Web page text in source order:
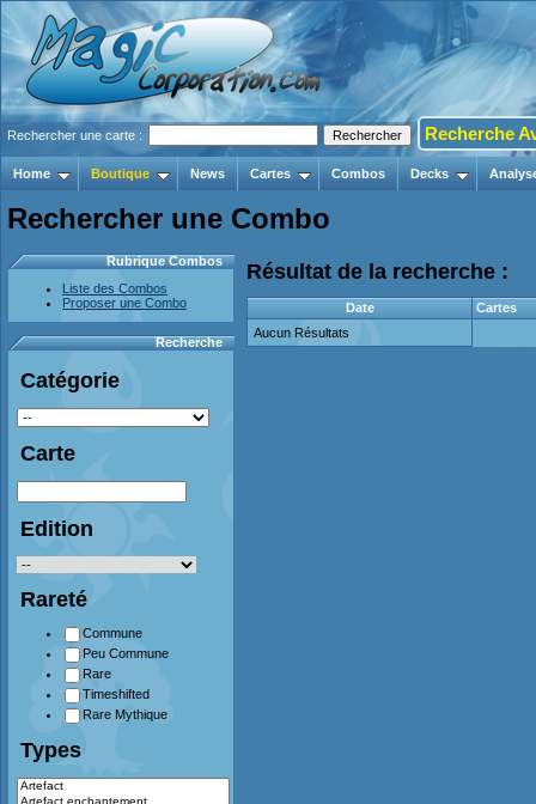
Rechercher une carte : Recherche
Home Boutique News Cartes Combos Decks
Rechercher une Combo
Rubrique Combos
Liste des Combos
Proposer une Combo
Recherche
Catégorie
Carte
Edition
Rareté
Commune
Peu Commune
Rare
Timeshifted
Rare Mythique
Types
Résultat de la recherche :
Date
Cartes
Aucun Résultats